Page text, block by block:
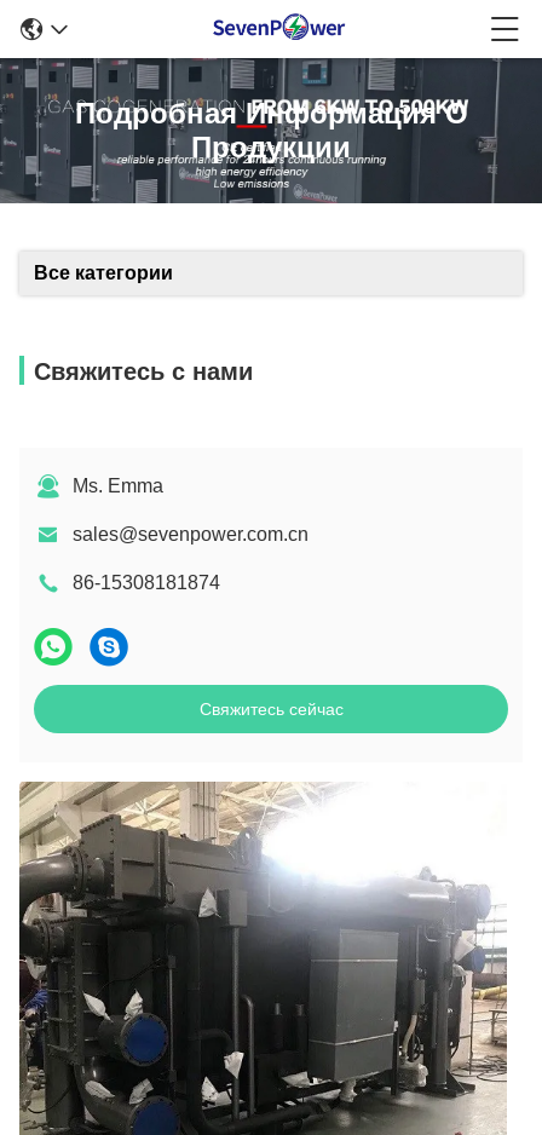
Подробная Информация О
Продукции
Все категории
Свяжитесь с нами
Ms. Emma
sales@sevenpower.com.cn
86-15308181874
Свяжитесь сейчас